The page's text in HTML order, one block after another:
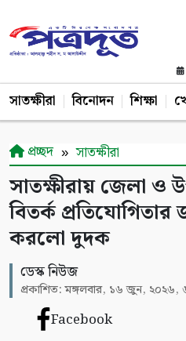
সাতক্ষীরা বিনোদন শিক্ষা
প্রচ্ছদ সাতক্ষীরা
সাতক্ষীরায় জেলা ও
বিতর্ক
করলো দুদক
ডেস্ক নিউজ
প্রকাশিত: মঙ্গলবার, ১৬ জুন, ২০২৬,
Facebook